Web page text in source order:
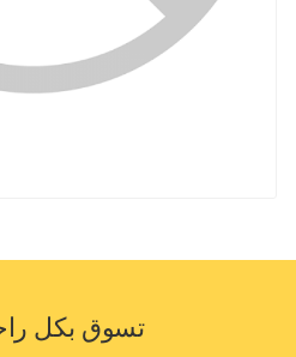
تسوق بكل